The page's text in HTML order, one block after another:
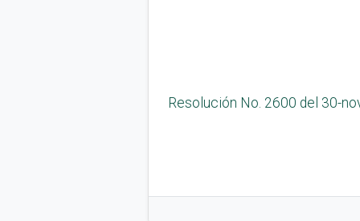
Resolución No. 2600 del 30-